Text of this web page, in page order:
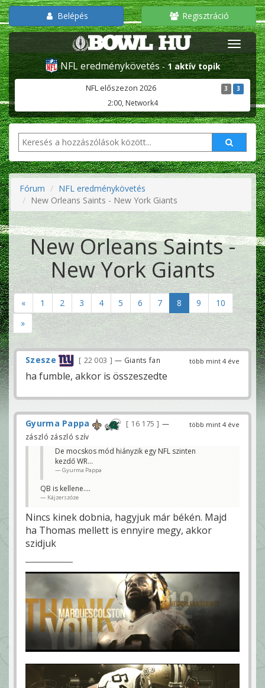
Belépés Regisztráció
NFL eredménykövetés -1 aktív topik
NFL előszezon 2026 3 3
2:00, Network4
Fórum
NFL eredménykövetés
New Orleans Saints - New York Giants
New Orleans Saints -
New York Giants
« 1 2 3 4 5 6 7 8 9
10
»
több mint 4 éve
Szesze 22 003 — Giants fan
ha fumble, akkor is összeszedte
több mint 4 éve
Gyurma Pappa 16 175
—
zászló zászló szív
De mocskos mód hiányzik egy NFL szinten
kezdő WR...
Gyurma Pappa
QB is kellene....
Kájzerszóze
Nincs kinek dobnia, hagyjuk már békén. Majd
ha Thomas mellett is ennyire megy, akkor
szidjuk